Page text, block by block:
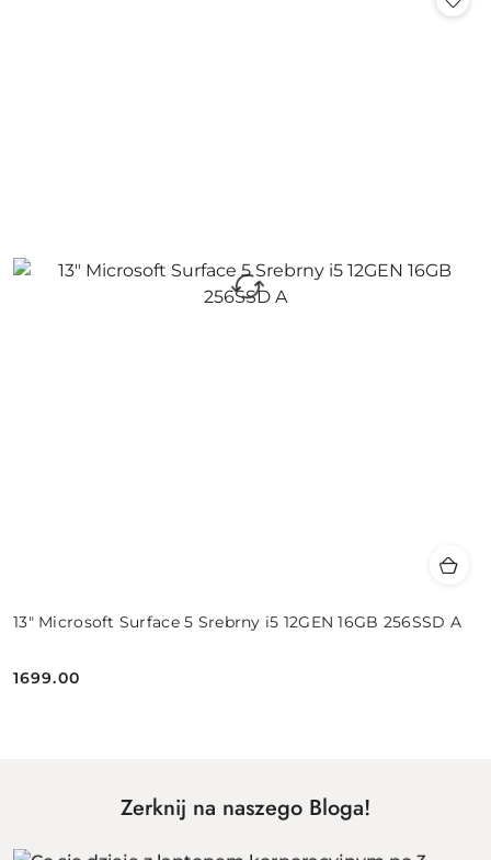
13" Microsoft Surface 5 Srebrny i5 12GEN 16GB 256SSD A
Cena:
1699.00
Zerknij na naszego Bloga!